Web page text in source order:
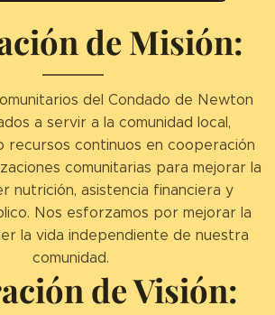
de Misión:
del Condado de Newton
a servir a la comunidad local,
recursos continuos en cooperación
comunitarias para mejorar la
nutrición, asistencia financiera y
Nos esforzamos por mejorar la
la vida independiente de nuestra
comunidad.
de Visión: